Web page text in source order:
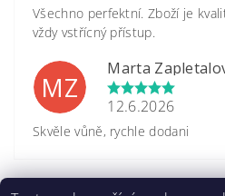
Všechno perfektní. Zboží je
vždy vstřícný přístup.
MZ
Marta
12.6.2026
Skvěle vůně, rychle dodani